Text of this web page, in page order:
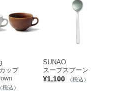
カップ
（税込）
SUNAO
スープスプーン
¥1,100 （税込）